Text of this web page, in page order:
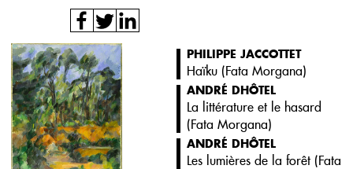
PHILIPPE JACCOTTET
Haïku (Fata Morgana)
ANDRÉ DHÔTEL
La littérature et le hasard
(Fata Morgana)
ANDRÉ DHÔTEL
Les lumières de la forêt (Fata